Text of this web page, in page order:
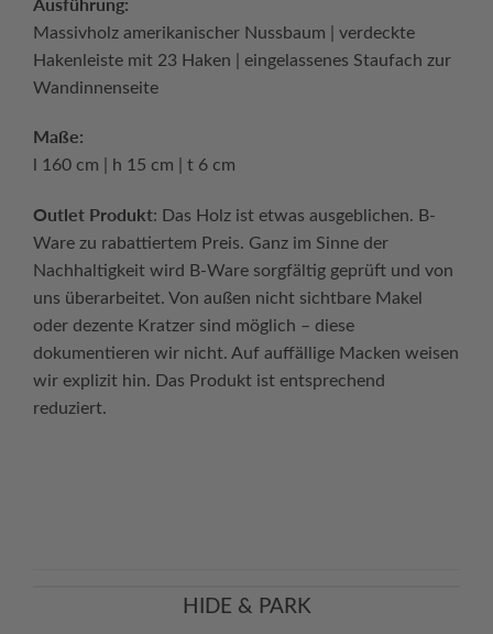
Massivholz amerikanischer Nussbaum | verdeckte
Hakenleiste mit 23 Haken | eingelassenes Staufach zur
Wandinnenseite
Maße:
l 160 cm | h 15 cm | t 6 cm
Outlet Produkt: Das Holz ist etwas ausgeblichen. B-
Ware zu rabattiertem Preis. Ganz im Sinne der
Nachhaltigkeit wird B-Ware sorgfältig geprüft und von
uns überarbeitet. Von außen nicht sichtbare Makel
oder dezente Kratzer sind möglich – diese
dokumentieren wir nicht. Auf auffällige Macken weisen
wir explizit hin. Das Produkt ist entsprechend
reduziert.
HIDE & PARK